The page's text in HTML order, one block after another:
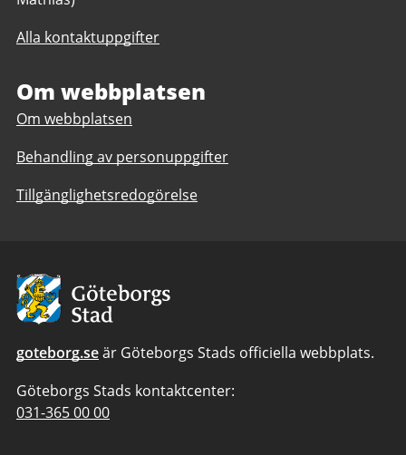
Skutehagsskolan
F-
6
F-
Alla kontaktuppgifter
Om webbplatsen
Om webbplatsen
Behandling av personuppgifter
Tillgänglighetsredogörelse
Avsändare:
Göteborgs
Stad
goteborg.seär Göteborgs Stads officiella webbplats.
Göteborgs Stads kontaktcenter:
Telefonnummer
031-365 00 00